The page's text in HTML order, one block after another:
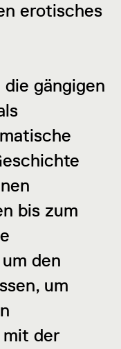
erotisches
gängigen
bis zum
den
um
mit der